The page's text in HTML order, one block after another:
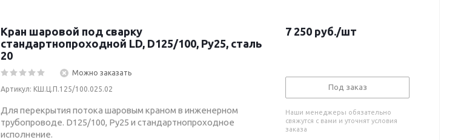
Кран шаровой под сварку
стандартнопроходной LD, D125/100, Ру25, сталь
20
Можно заказать
Артикул: КШ.Ц.П.125/100.025.02
Для перекрытия потока шаровым краном в инженерном
трубопроводе. D125/100, Ру25 и стандартнопроходное
исполнение.
7 250 руб./шт
Под заказ
Наши менеджеры обязательно
свяжутся с вами и уточнят условия
заказа